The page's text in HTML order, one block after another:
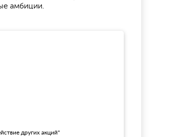
амбиции.
других акций"